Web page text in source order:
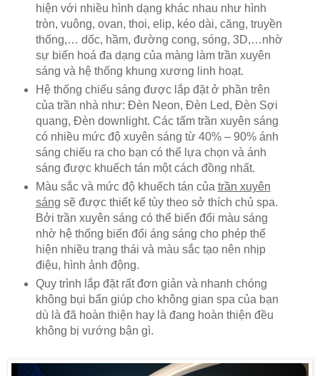
hiện với nhiều hình dạng khác nhau như hình
tròn, vuông, ovan, thoi, elip, kéo dài, căng, truyền
thống,… dốc, hầm, đường cong, sóng, 3D,…nhờ
sự biến hoá đa dạng của màng làm trần xuyên
sáng và hệ thống khung xương linh hoạt.
Hệ thống chiếu sáng được lắp đặt ở phần trên
của trần nhà như: Đèn Neon, Đèn Led, Đèn Sợi
quang, Đèn downlight. Các tấm trần xuyên sáng
có nhiều mức độ xuyên sáng từ 40% – 90% ánh
sáng chiếu ra cho bạn có thể lựa chọn và ánh
sáng được khuếch tán một cách đồng nhất.
Màu sắc và mức độ khuếch tán của trần xuyên
sáng sẽ được thiết kế tùy theo sở thích chủ spa.
Bởi trần xuyên sáng có thể biến đổi màu sáng
nhờ hệ thống biến đổi áng sáng cho phép thể
hiện nhiều trạng thái và màu sắc tạo nên nhịp
điệu, hình ảnh động.
Quy trình lắp đặt rất đơn giản và nhanh chóng
không bụi bẩn giúp cho không gian spa của bạn
dù là đã hoàn thiện hay là đang hoàn thiện đều
không bị vướng bận gì.